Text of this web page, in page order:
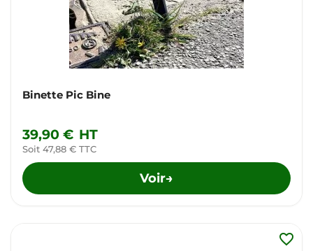
Binette Pic Bine
39,90 € HT
Soit 47,88 € TTC
Voir→
favorite_border